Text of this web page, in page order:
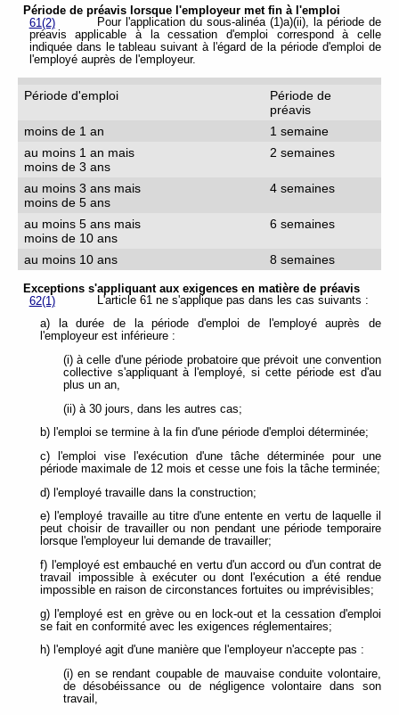
Période de préavis lorsque l'employeur met fin à l'emploi
61(2)
Pour l'application du sous-alinéa (1)a)(ii), la période de
préavis applicable à la cessation d'emploi correspond à celle
indiquée dans le tableau suivant à l'égard de la période d'emploi de
l'employé auprès de l'employeur.
Période d'emploi
Période de
préavis
moins de 1 an
1 semaine
au moins 1 an mais
moins de 3 ans
2 semaines
au moins 3 ans mais
moins de 5 ans
4 semaines
au moins 5 ans mais
moins de 10 ans
6 semaines
au moins 10 ans 8 semaines
Exceptions s'appliquant aux exigences en matière de préavis
62(1)
L'article 61 ne s'applique pas dans les cas suivants :
a) la durée de la période d'emploi de l'employé auprès de
l'employeur est inférieure :
(i) à celle d'une période probatoire que prévoit une convention
collective s'appliquant à l'employé, si cette période est d'au
plus un an,
(ii) à 30 jours, dans les autres cas;
b) l'emploi se termine à la fin d'une période d'emploi déterminée;
c) l'emploi vise l'exécution d'une tâche déterminée pour une
période maximale de 12 mois et cesse une fois la tâche terminée;
d) l'employé travaille dans la construction;
e) l'employé travaille au titre d'une entente en vertu de laquelle il
peut choisir de travailler ou non pendant une période temporaire
lorsque l'employeur lui demande de travailler;
f) l'employé est embauché en vertu d'un accord ou d'un contrat de
travail impossible à exécuter ou dont l'exécution a été rendue
impossible en raison de circonstances fortuites ou imprévisibles;
g) l'employé est en grève ou en lock-out et la cessation d'emploi
se fait en conformité avec les exigences réglementaires;
h) l'employé agit d'une manière que l'employeur n'accepte pas :
(i) en se rendant coupable de mauvaise conduite volontaire,
de désobéissance ou de négligence volontaire dans son
travail,